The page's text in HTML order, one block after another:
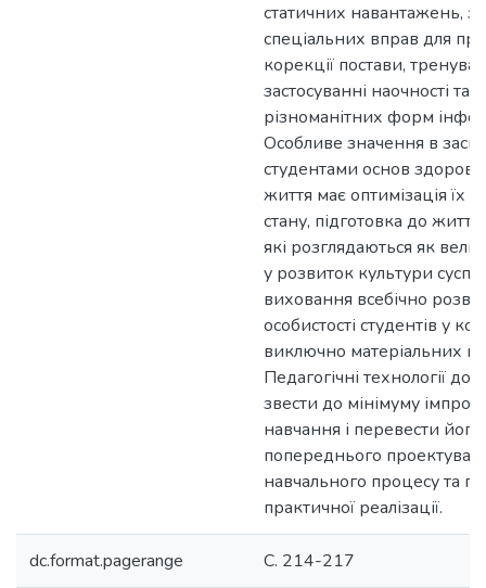
статичних навантажень,
спеціальних вправ для
корекції постави,
застосуванні наочності та
різноманітних форм
Особливе значення в
студентами основ
життя має оптимізація їх
стану, підготовка до
які розглядаються як
у розвиток культури
виховання всебічно
особистості студентів у
виключно матеріальних
Педагогічні технології
звести до мінімуму
навчання і перевести
попереднього
навчального процесу та
практичної реалізації.
dc.format.pagerange С. 214-217